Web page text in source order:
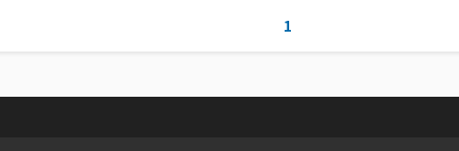
1